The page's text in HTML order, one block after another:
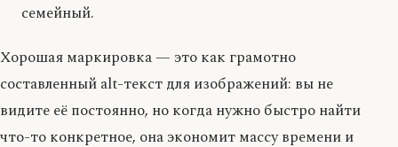
семейный.
Хорошая маркировка — это как грамотно
составленный alt-текст для изображений: вы не
видите её постоянно, но когда нужно быстро найти
что-то конкретное, она экономит массу времени и